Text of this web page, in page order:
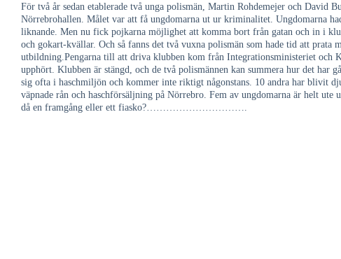
För två år sedan etablerade två unga polismän, Martin Rohdemejer och David
Nörrebrohallen. Målet var att få ungdomarna ut ur kriminalitet. Ungdomarna
liknande. Men nu fick pojkarna möjlighet att komma bort från gatan och in i
och gokart-kvällar. Och så fanns det två vuxna polismän som hade tid att
utbildning.Pengarna till att driva klubben kom från Integrationsministeriet och
upphört. Klubben är stängd, och de två polismännen kan summera hur det
sig ofta i haschmiljön och kommer inte riktigt någonstans. 10 andra har blivit
väpnade rån och haschförsäljning på Nörrebro. Fem av ungdomarna är helt
då en framgång eller ett fiasko?………………………….